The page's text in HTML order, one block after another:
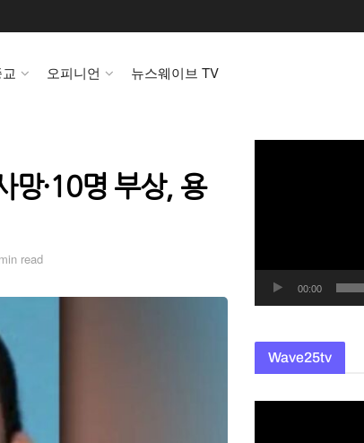
오피니언 뉴스웨이브 TV
망·10명 부상, 용
read
00:00
Wave25tv